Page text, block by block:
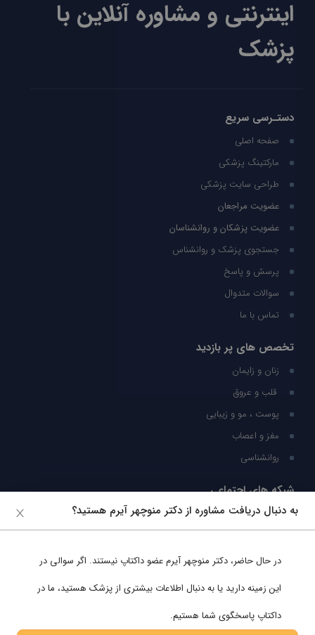
اینترنتی و مشاوره آنلاین با
پزشک
دستـرسی سریع
صفحه اصلی
مارکتینگ پزشکی
طراحی سایت پزشکی
عضویت مراجعان
عضویت پزشکان و روانشناسان
جستجوی پزشک و روانشناس
پرسش و پاسخ
سوالات متدوال
تماس با ما
تخصص های پر بازدید
زنان و زایمان
قلب و عروق
پوست ، مو و زیبایی
مغز و اعصاب
روانشناسی
شبکه های اجتماعی
ما را در شبکه های اجتماعی دنبال کنید
به دنبال دریافت مشاوره از دکتر منوچهر آیرم هستید؟
در حال حاضر، دکتر منوچهر آیرمعضو داکتاپ نیستند. اگر سوالی در
این زمینه دارید یا به دنبال اطلاعات بیشتری از پزشک هستید، ما در
داکتاپ پاسخگوی شما هستیم.